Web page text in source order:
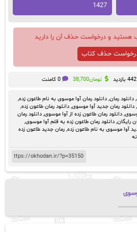
1427
هستید و درخواست حذف آن را دارید
حذف کتاب
442 بازدید تومان38,700 0 کامنت
, دانلود رمان, دانلود رمان آوا موسوی به نام طاعون زده,
, دانلود رمان جدید آوا موسوی, دانلود رمان طاعون زده,
, دانلود رمان طاعون زده از آوا موسوی, دانلود رمان
رایگان, دانلود رمان طاعون زده به قلم آوا موسوی,
آوا موسوی به نام طاعون زده, رمان جدید طاعون زده